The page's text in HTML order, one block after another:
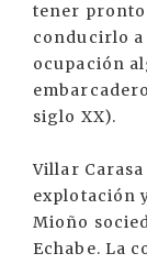
tener pronto
conducirlo
ocupación
siglo XX).
Villar
explotación
Mioño
Echabe. La